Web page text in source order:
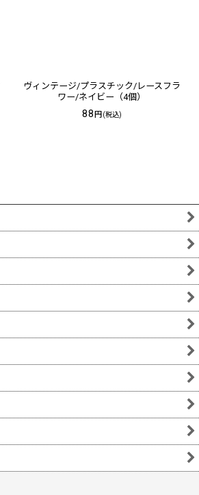
ヴィンテージ/プラスチック/レースフラ
ワー/ネイビー（4個）
88円(税込)